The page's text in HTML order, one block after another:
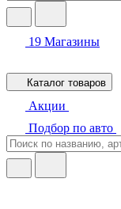
19 Магазины
Каталог товаров
Акции
Подбор по авто